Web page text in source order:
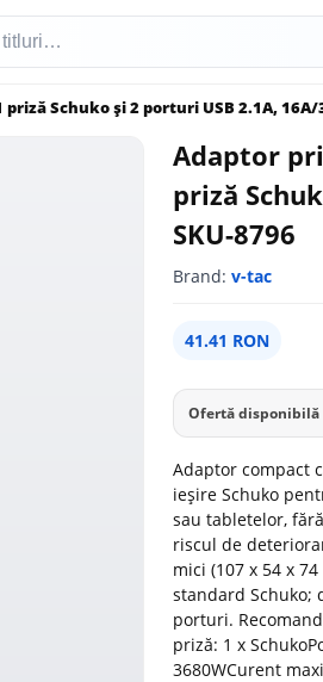
Schuko și 2 porturi USB 2.1A, 16A/
Adaptor
priză
SKU-8796
Brand: v-tac
41.41 RON
Ofertă disponibilă
Adaptor compact
ieșire Schuko
sau tabletelor,
riscul de
mici (107 x 54 x
standard Schuko;
porturi.
priză: 1 x
3680WCurent